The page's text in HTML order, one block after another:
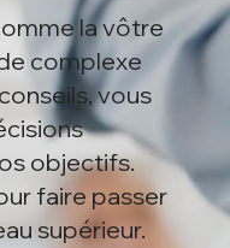
la vôtre
complexe
vous
objectifs.
faire passer
supérieur.